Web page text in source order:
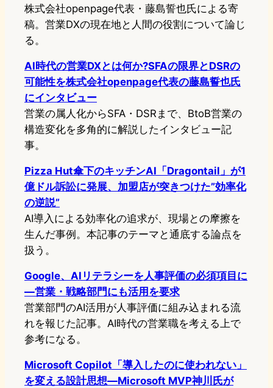
株式会社openpage代表・藤島誓也氏による寄
稿。営業DXの現在地と人間の役割について論じ
る。
AI時代の営業DXとは何か?SFAの限界とDSRの
可能性を株式会社openpage代表の藤島誓也氏
にインタビュー
営業の属人化からSFA・DSRまで、BtoB営業の
構造変化を多角的に解説したインタビュー記
事。
Pizza Hut傘下のキッチンAI「Dragontail」が1
億ドル訴訟に発展、加盟店が突きつけた”効率化
の逆説”
AI導入による効率化の追求が、現場との摩擦を
生んだ事例。本記事のテーマと通底する論点を
扱う。
Google、AIリテラシーを人事評価の必須項目に
―営業・戦略部門にも活用を要求
営業部門のAI活用が人事評価に組み込まれる流
れを報じた記事。AI時代の営業職を考える上で
参考になる。
Microsoft Copilot「導入したのに使われない」
を変える設計思想—Microsoft MVP神川氏が